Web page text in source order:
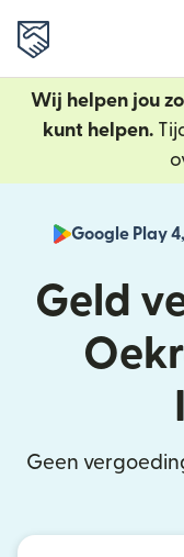
Wij helpen jou
kunt helpen.
Google Play
Geld
Geen